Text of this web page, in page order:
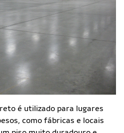
é utilizado para lugares
como fábricas e locais